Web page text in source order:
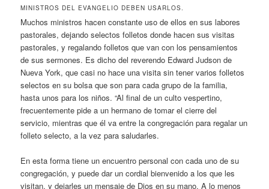
MINISTROS DEL EVANGELIO DEBEN USARLOS.
Muchos ministros hacen constante uso de ellos en sus labores
pastorales, dejando selectos folletos donde hacen sus visitas
pastorales, y regalando folletos que van con los pensamientos
de sus sermones. Es dicho del reverendo Edward Judson de
Nueva York, que casi no hace una visita sin tener varios folletos
selectos en su bolsa que son para cada grupo de la familia,
hasta unos para los niños. “Al final de un culto vespertino,
frecuentemente pide a un hermano de tomar el cierre del
servicio, mientras que él va entre la congregación para regalar un
folleto selecto, a la vez para saludarles.
En esta forma tiene un encuentro personal con cada uno de su
congregación, y puede dar un cordial bienvenido a los que les
visitan, y dejarles un mensaje de Dios en su mano. A lo menos